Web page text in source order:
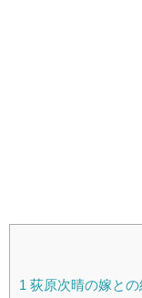
1 荻原次晴の嫁と